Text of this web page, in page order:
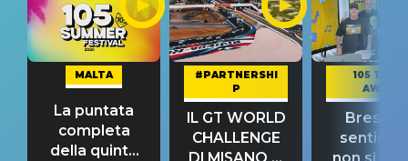
MALTA
La puntata
completa
della quinta
#PARTNERSHI
P
IL GT WORLD
CHALLENGE
DI MISANO si
105 TAKE
AWAY
Bresh:
non si